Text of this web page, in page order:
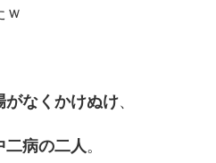
ｗ
がなくかけぬけ、
二病の二人。